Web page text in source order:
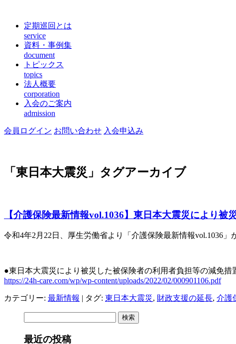
定期巡回とは
service
資料・事例集
document
トピックス
topics
法人概要
corporation
入会のご案内
admission
会員ログイン お問い合わせ 入会申込み
「 東日本大震災 」タグアーカイブ
【介護保険最新情報vol.1036】東日本大震災により
令和4年2月22日、厚生労働省より「介護保険最新情報vol.1036 」
●東日本大震災により被災した被保険者の利用者負担等の減免
https://24h-care.com/wp/wp-content/uploads/2022/02/000901106.pdf
カテゴリー: 最新情報 | タグ: 東日本大震災, 財政支援の延長, 介護
最近の投稿